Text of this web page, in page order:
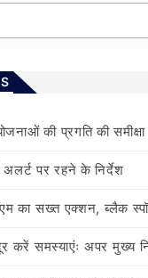
की प्रगति की समीक्षा
अलर्ट पर रहने के निर्देश
का सख्त एक्शन, ब्लैक
करें समस्याएंः अपर मुख्य